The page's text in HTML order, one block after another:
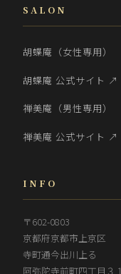
SALON
胡蝶庵（女性専用）
胡蝶庵 公式サイト ↗
禅美庵（男性専用）
禅美庵 公式サイト ↗
INFO
〒602-0803
京都府京都市上京区
寺町通今出川上る
阿弥陀寺前町四丁目３１